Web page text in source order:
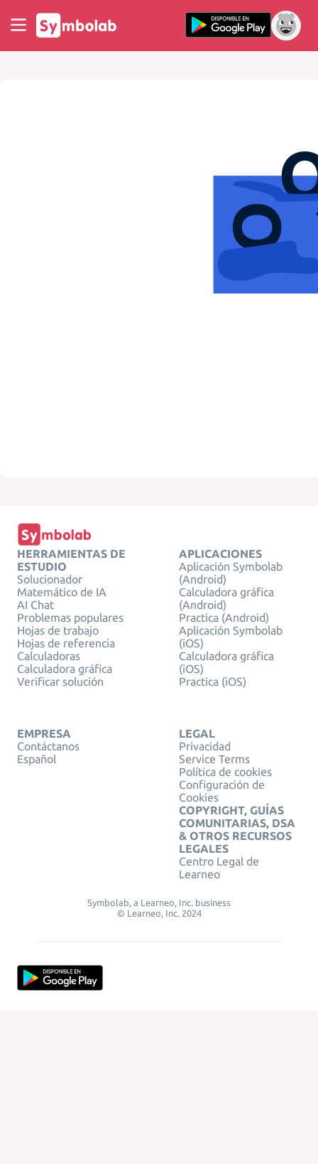
HERRAMIENTAS DE
ESTUDIO
Solucionador
Matemático de IA
AI Chat
Problemas populares
Hojas de trabajo
Hojas de referencia
Calculadoras
Calculadora gráfica
Verificar solución
APLICACIONES
Aplicación Symbolab
(Android)
Calculadora gráfica
(Android)
Practica (Android)
Aplicación Symbolab
(iOS)
Calculadora gráfica
(iOS)
Practica (iOS)
EMPRESA
Contáctanos
Español
LEGAL
Privacidad
Service Terms
Política de cookies
Configuración de
Cookies
COPYRIGHT, GUÍAS
COMUNITARIAS, DSA
& OTROS RECURSOS
LEGALES
Centro Legal de
Learneo
Symbolab, a Learneo, Inc. business
© Learneo, Inc. 2024